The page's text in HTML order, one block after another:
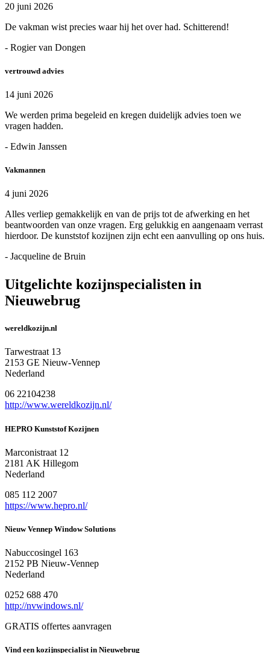
20 juni 2026
De vakman wist precies waar hij het over had. Schitterend!
- Rogier van Dongen
vertrouwd advies
14 juni 2026
We werden prima begeleid en kregen duidelijk advies toen we
vragen hadden.
- Edwin Janssen
Vakmannen
4 juni 2026
Alles verliep gemakkelijk en van de prijs tot de afwerking en het
beantwoorden van onze vragen. Erg gelukkig en aangenaam verrast
hierdoor. De kunststof kozijnen zijn echt een aanvulling op ons huis.
- Jacqueline de Bruin
Uitgelichte kozijnspecialisten in
Nieuwebrug
wereldkozijn.nl
Tarwestraat 13
2153 GE Nieuw-Vennep
Nederland
06 22104238
http://www.wereldkozijn.nl/
HEPRO Kunststof Kozijnen
Marconistraat 12
2181 AK Hillegom
Nederland
085 112 2007
https://www.hepro.nl/
Nieuw Vennep Window Solutions
Nabuccosingel 163
2152 PB Nieuw-Vennep
Nederland
0252 688 470
http://nvwindows.nl/
GRATIS offertes aanvragen
Vind een kozijnspecialist in Nieuwebrug